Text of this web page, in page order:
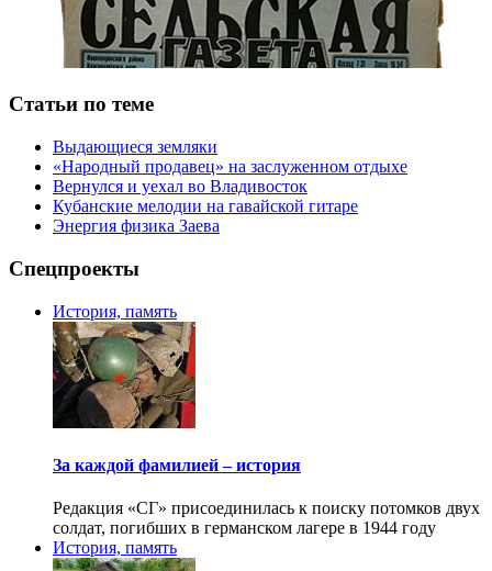
Статьи по теме
Выдающиеся земляки
«Народный продавец» на заслуженном отдыхе
Вернулся и уехал во Владивосток
Кубанские мелодии на гавайской гитаре
Энергия физика Заева
Спецпроекты
История, память
За каждой фамилией – история
Редакция «СГ» присоединилась к поиску потомков двух
солдат, погибших в германском лагере в 1944 году
История, память